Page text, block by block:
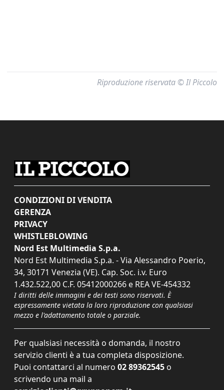
Riproduzione riservata © Il Piccolo
CONDIZIONI DI VENDITA
GERENZA
PRIVACY
WHISTLEBLOWING
Nord Est Multimedia S.p.a.
Nord Est Multimedia S.p.a. - Via Alessandro Poerio,
34, 30171 Venezia (VE). Cap. Soc. i.v. Euro
1.432.522,00 C.F. 05412000266 e REA VE-454332
I diritti delle immagini e dei testi sono riservati. È
espressamente vietata la loro riproduzione con qualsiasi
mezzo e l'adattamento totale o parziale.
Per qualsiasi necessità o domanda, il nostro
servizio clienti è a tua completa disposizione.
Puoi contattarci al numero 02 89362545 o
scrivendo una mail a